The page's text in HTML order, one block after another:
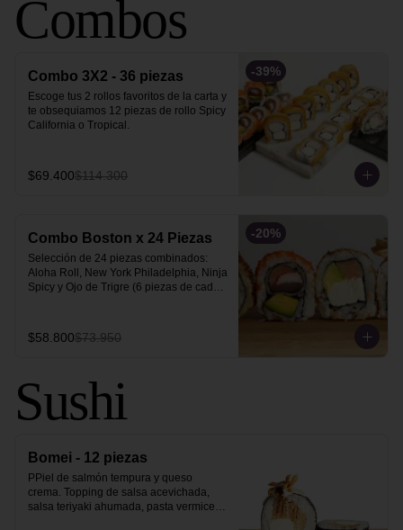
Combos
-39%
Combo 3X2 - 36 piezas
Escoge tus 2 rollos favoritos de la carta y
te obsequiamos 12 piezas de rollo Spicy
California o Tropical.
$69.400$114.300
-20%
Combo Boston x 24 Piezas
Selección de 24 piezas combinados:
Aloha Roll, New York Philadelphia, Ninja
Spicy y Ojo de Trigre (6 piezas de cada
$58.800$73.950
Sushi
Bomei - 12 piezas
PPiel de salmón tempura y queso
crema. Topping de salsa acevichada,
salsa teriyaki ahumada, pasta vermicelli